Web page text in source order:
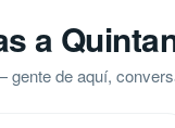
a
de aquí,